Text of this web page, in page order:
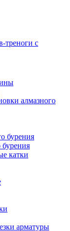
треноги с
алмазного
бурения
катки